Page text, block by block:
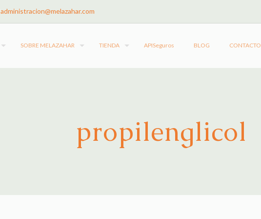
administracion@melazahar.com
SOBRE MELAZAHAR TIENDA APISeguros BLOG CONTACTO
propilenglicol